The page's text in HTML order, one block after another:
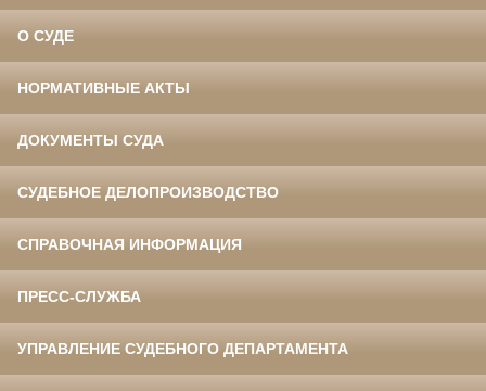
О СУДЕ
НОРМАТИВНЫЕ АКТЫ
ДОКУМЕНТЫ СУДА
СУДЕБНОЕ ДЕЛОПРОИЗВОДСТВО
СПРАВОЧНАЯ ИНФОРМАЦИЯ
ПРЕСС-СЛУЖБА
УПРАВЛЕНИЕ СУДЕБНОГО ДЕПАРТАМЕНТА